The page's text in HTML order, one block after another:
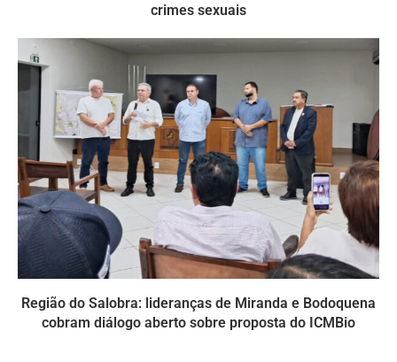
crimes sexuais
Região do Salobra: lideranças de Miranda e Bodoquena
cobram diálogo aberto sobre proposta do ICMBio